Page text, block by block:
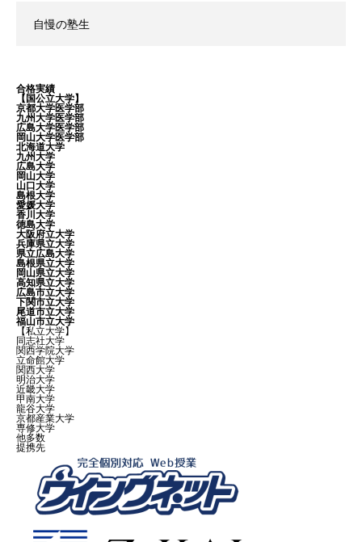
自慢の塾生
合格実績
【国公立大学】
京都大学医学部
九州大学医学部
広島大学医学部
岡山大学医学部
北海道大学
九州大学
広島大学
岡山大学
山口大学
島根大学
愛媛大学
香川大学
徳島大学
大阪府立大学
兵庫県立大学
県立広島大学
島根県立大学
岡山県立大学
高知県立大学
広島市立大学
下関市立大学
尾道市立大学
福山市立大学
【私立大学】
同志社大学
関西学院大学
立命館大学
関西大学
明治大学
近畿大学
甲南大学
龍谷大学
京都産業大学
専修大学
他多数
提携先